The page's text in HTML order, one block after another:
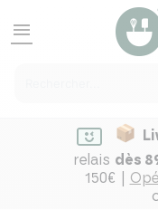
menu
relais dès
150€ |